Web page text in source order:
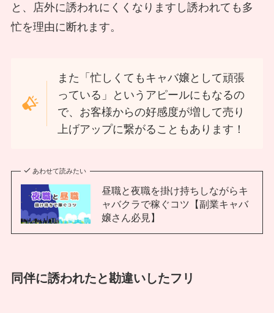
と、店外に誘われにくくなりますし誘われても多
忙を理由に断れます。
また「忙しくてもキャバ嬢として頑張
っている」というアピールにもなるの
で、お客様からの好感度が増して売り
上げアップに繋がることもあります！
あわせて読みたい
昼職と夜職を掛け持ちしながらキ
ャバクラで稼ぐコツ【副業キャバ
嬢さん必見】
同伴に誘われたと勘違いしたフリ